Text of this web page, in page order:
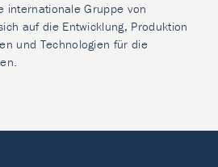
internationale Gruppe von
auf die Entwicklung, Produktion
und Technologien für die